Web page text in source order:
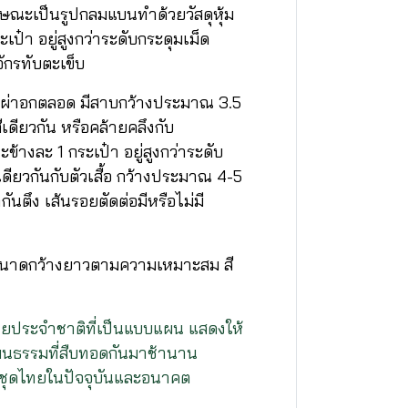
ณะเป็นรูปกลมแบนทำด้วยวัสดุหุ้ม
ป๋า อยู่สูงกว่าระดับกระดุมเม็ด
รทับตะเข็บ
าอกตลอด มีสาบกว้างประมาณ 3.5
ดียวกัน หรือคล้ายคลึงกับ
างละ 1 กระเป๋า อยู่สูงกว่าระดับ
ยวกันกับตัวเสื้อ กว้างประมาณ 4-5
นตึง เส้นรอยตัดต่อมีหรือไม่มี
ดกว้างยาวตามความเหมาะสม สี
ประจำชาติที่เป็นแบบแผน แสดงให้
นธรรมที่สืบทอดกันมาช้านาน
ดไทยในปัจจุบันและอนาคต